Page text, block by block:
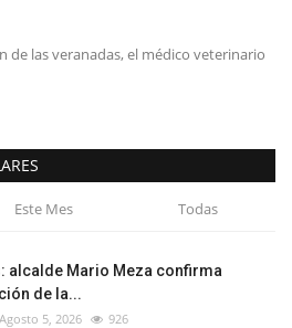
de las veranadas, el médico veterinario
Este Mes Todas
alcalde Mario Meza confirma
de la...
Agosto 5, 2026 926